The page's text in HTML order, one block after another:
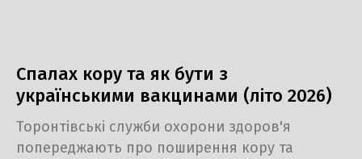
Спалах кору та як бути з
українськими вакцинами (літо 2026)
Торонтівські служби охорони здоров'я
попереджають про поширення кору та